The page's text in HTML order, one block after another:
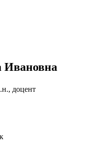
Ивановна
доцент